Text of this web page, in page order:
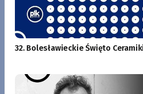
32. Bolesławieckie Święto